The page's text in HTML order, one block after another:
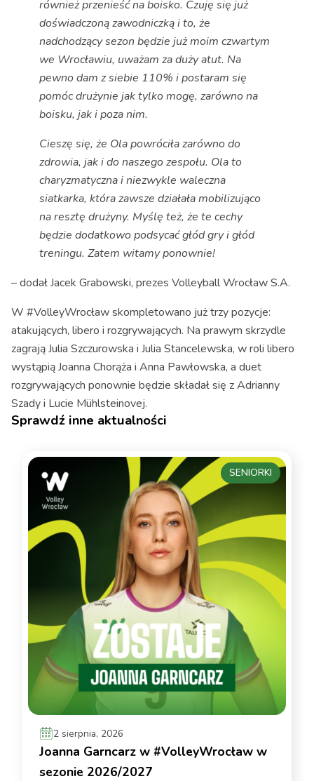
również przenieść na boisko. Czuję się już
doświadczoną zawodniczką i to, że
nadchodzący sezon będzie już moim czwartym
we Wrocławiu, uważam za duży atut. Na
pewno dam z siebie 110% i postaram się
pomóc drużynie jak tylko mogę, zarówno na
boisku, jak i poza nim.
Cieszę się, że Ola powróciła zarówno do
zdrowia, jak i do naszego zespołu. Ola to
charyzmatyczna i niezwykle waleczna
siatkarka, która zawsze działała mobilizująco
na resztę drużyny. Myślę też, że te cechy
będzie dodatkowo podsycać głód gry i głód
treningu. Zatem witamy ponownie!
– dodał Jacek Grabowski, prezes Volleyball Wrocław S.A.
W #VolleyWrocław skompletowano już trzy pozycje:
atakujących, libero i rozgrywających. Na prawym skrzydle
zagrają Julia Szczurowska i Julia Stancelewska, w roli libero
wystąpią Joanna Chorąża i Anna Pawłowska, a duet
rozgrywających ponownie będzie składał się z Adrianny
Szady i Lucie Mühlsteinovej.
Sprawdź inne aktualności
2 sierpnia, 2026
Joanna Garncarz w #VolleyWrocław w
sezonie 2026/2027
SENIORKI